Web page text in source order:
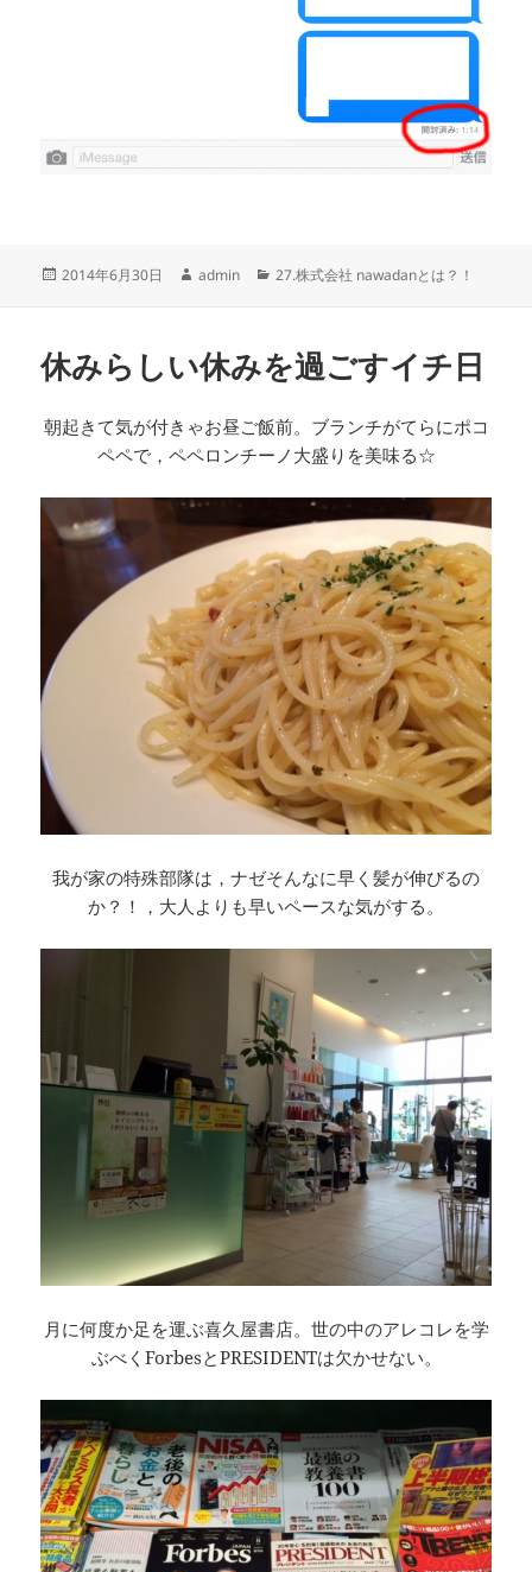
投
2014年6月30日
作
admin
カ
ー
27.株式会社 nawadanとは？！
休みらしい休みを過ごすイチ日
朝起きて気が付きゃお昼ご飯前。ブランチがてらにポコ
ペペで，ペペロンチーノ大盛りを美味る☆
我が家の特殊部隊は，ナゼそんなに早く髪が伸びるの
か？！，大人よりも早いペースな気がする。
月に何度か足を運ぶ喜久屋書店。世の中のアレコレを学
ぶべくForbesとPRESIDENTは欠かせない。